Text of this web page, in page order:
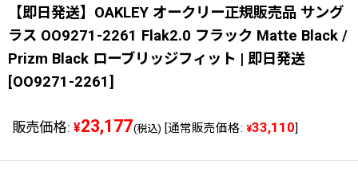
【即日発送】OAKLEY オークリー正規販売品 サング
ラス OO9271-2261 Flak2.0 フラック Matte Black /
Prizm Black ローブリッジフィット | 即日発送
[OO9271-2261]
販売価格: ¥23,177(税込) [通常販売価格: ¥33,110]